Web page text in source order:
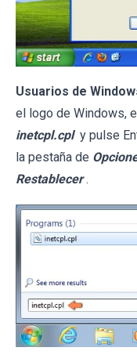
Usuarios de
el logo de Windows,
inetcpl.cpl y pulse
la pestaña de
Restablecer .